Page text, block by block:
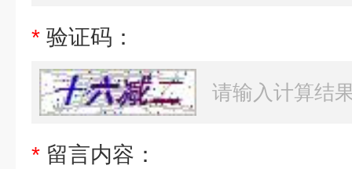
* 验证码：
* 留言内容：